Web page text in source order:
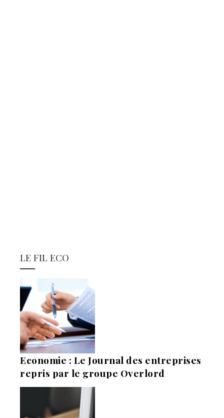
LE FIL ECO
Economie : Le Journal des entreprises
repris par le groupe Overlord